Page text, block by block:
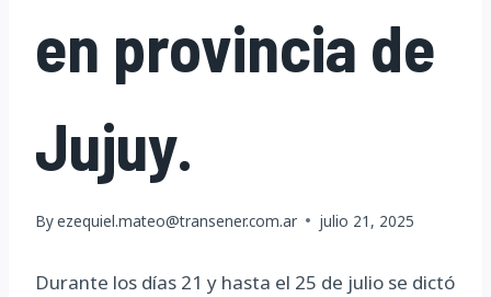
en provincia de
Jujuy.
Byezequiel.mateo@transener.com.ar julio 21, 2025
Durante los días 21 y hasta el 25 de julio se dictó